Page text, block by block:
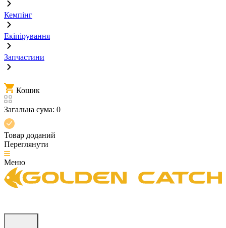
Кемпінг
Екіпірування
Запчастини
Кошик
Загальна сума: 0
Товар доданий
Переглянути
Меню